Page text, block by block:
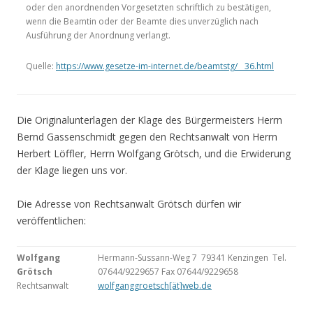
oder den anordnenden Vorgesetzten schriftlich zu bestätigen,
wenn die Beamtin oder der Beamte dies unverzüglich nach
Ausführung der Anordnung verlangt.
Quelle: https://www.gesetze-im-internet.de/beamtstg/__36.html
Die Originalunterlagen der Klage des Bürgermeisters Herrn
Bernd Gassenschmidt gegen den Rechtsanwalt von Herrn
Herbert Löffler, Herrn Wolfgang Grötsch, und die Erwiderung
der Klage liegen uns vor.
Die Adresse von Rechtsanwalt Grötsch dürfen wir
veröffentlichen:
Wolfgang
Grötsch
Rechtsanwalt
Hermann-Sussann-Weg 7 79341 Kenzingen Tel.
07644/9229657 Fax 07644/9229658
wolfganggroetsch[ät]web.de